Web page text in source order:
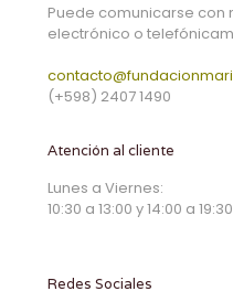
Puede comunicarse con
electrónico o
(+598) 2407 1490
Atención al cliente
Lunes a Viernes:
10:30 a 13:00 y 14:00 a 19:30
Redes Sociales